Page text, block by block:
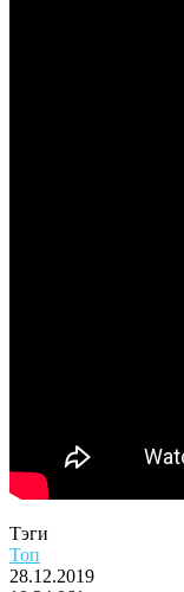
Тэги
Топ
28.12.2019